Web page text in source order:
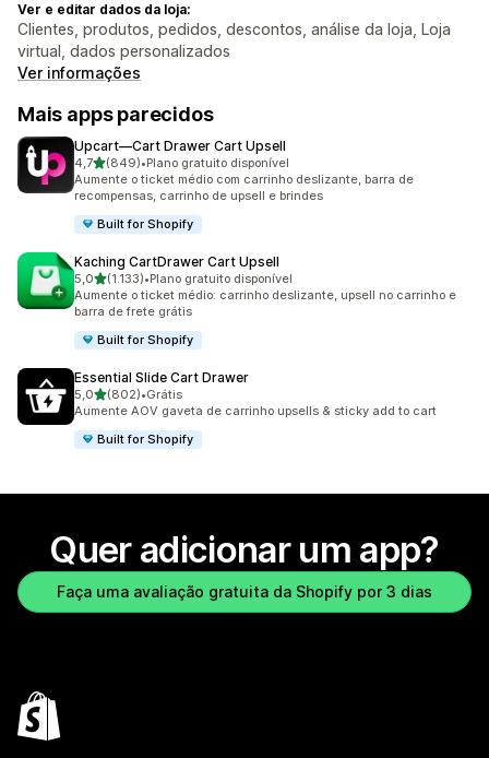
Ver e editar dados da loja:
Clientes, produtos, pedidos, descontos, análise da loja, Loja
virtual, dados personalizados
Ver informações
Mais apps parecidos
Upcart—Cart Drawer Cart Upsell
4,7de 5 estrelas
(849)
849 avaliações ao todo
•Plano gratuito disponível
Aumente o ticket médio com carrinho deslizante, barra de
recompensas, carrinho de upsell e brindes
Built for Shopify
Kaching CartDrawer Cart Upsell
5,0de 5 estrelas
(1.133)
1133 avaliações ao todo
•Plano gratuito disponível
Aumente o ticket médio: carrinho deslizante, upsell no carrinho e
barra de frete grátis
Built for Shopify
Essential Slide Cart Drawer
5,0de 5 estrelas
(802)
802 avaliações ao todo
•Grátis
Aumente AOV gaveta de carrinho upsells & sticky add to cart
Built for Shopify
Quer adicionar um app?
Faça uma avaliação gratuita da Shopify por 3 dias